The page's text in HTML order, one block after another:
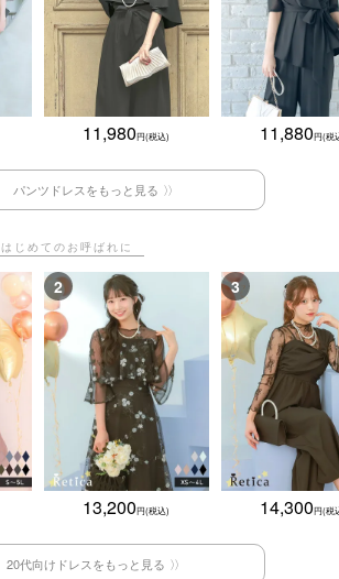
11,980 11,880
パンツドレスをもっと見る
はじめてのお呼ばれに
13,200 14,300
20代向けドレスをもっと見る